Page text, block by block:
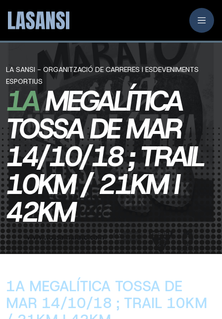
LA SANSI - ORGANITZACIÓ DE CARRERES I ESDEVENIMENTS
ESPORTIUS
1AMEGALÍTICA
TOSSA DE MAR
14/10/18 ; TRAIL
10KM / 21KM I
42KM
1A MEGALÍTICA TOSSA DE
MAR 14/10/18 ; TRAIL 10KM